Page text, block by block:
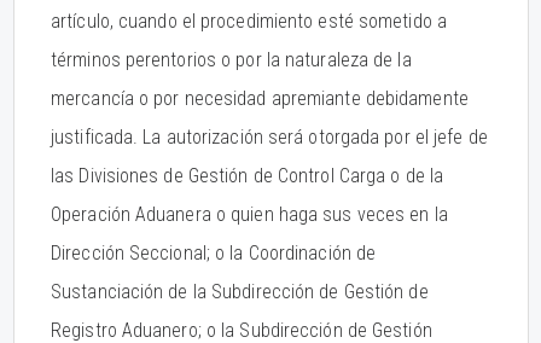
artículo, cuando el procedimiento esté sometido a
términos perentorios o por la naturaleza de la
mercancía o por necesidad apremiante debidamente
justificada. La autorización será otorgada por el jefe de
las Divisiones de Gestión de Control Carga o de la
Operación Aduanera o quien haga sus veces en la
Dirección Seccional; o la Coordinación de
Sustanciación de la Subdirección de Gestión de
Registro Aduanero; o la Subdirección de Gestión